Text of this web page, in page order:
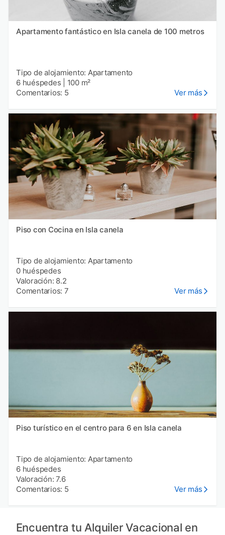
Apartamento fantástico en Isla canela de 100 metros
Tipo de alojamiento: Apartamento
6 huéspedes
100 m²
Comentarios: 5
Ver más
Piso con Cocina en Isla canela
Tipo de alojamiento: Apartamento
0 huéspedes
Valoración: 8.2
Comentarios: 7
Ver más
Piso turístico en el centro para 6 en Isla canela
Tipo de alojamiento: Apartamento
6 huéspedes
Valoración: 7.6
Comentarios: 5
Ver más
Encuentra tu Alquiler Vacacional en